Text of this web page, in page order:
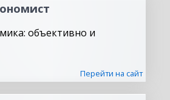
объективно и
Перейти на сайт